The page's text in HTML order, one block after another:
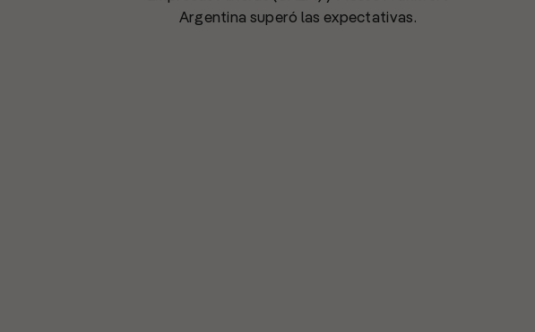
Argentina superó las expectativas.